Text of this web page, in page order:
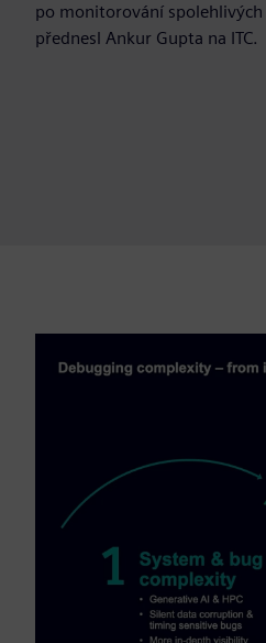
po monitorování
přednesl Ankur Gupta na ITC.